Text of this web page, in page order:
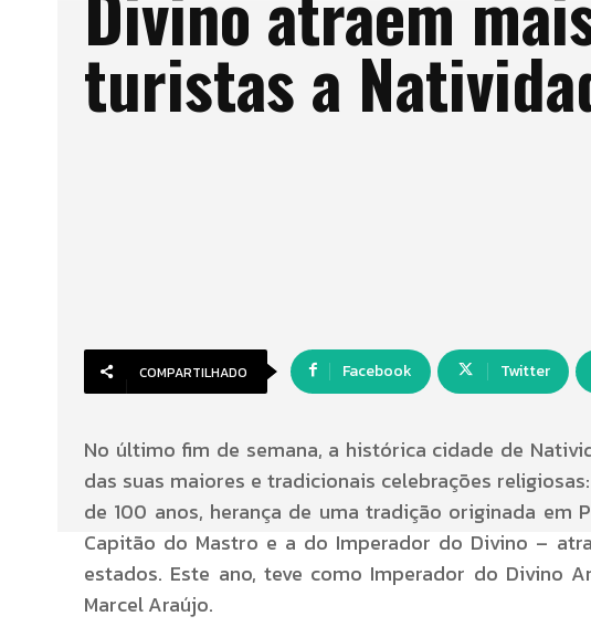
turistas a
COMPARTILHADO Facebook Twitter
No último fim de semana, a histórica cidade de
das suas maiores e tradicionais celebrações
de 100 anos, herança de uma tradição originada em
Capitão do Mastro e a do Imperador do Divino –
estados. Este ano, teve como Imperador do Divino
Marcel Araújo.